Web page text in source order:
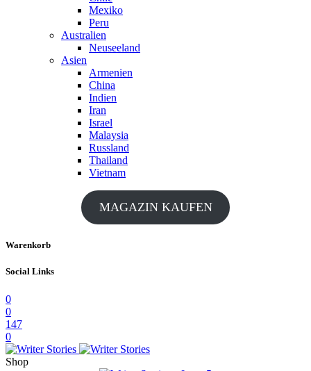
Mexiko
Peru
Australien
Neuseeland
Asien
Armenien
China
Indien
Iran
Israel
Malaysia
Russland
Thailand
Vietnam
MAGAZIN KAUFEN
Warenkorb
Social Links
0
0
147
0
Shop